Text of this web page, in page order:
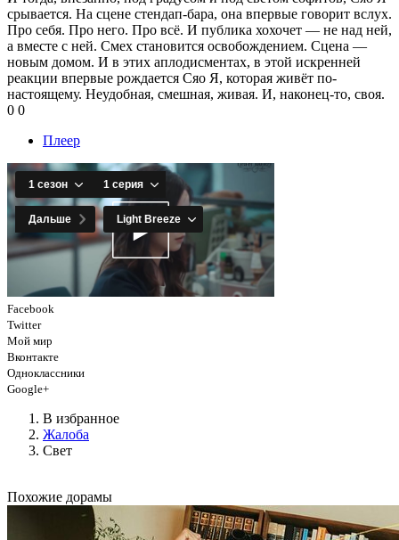
срывается. На сцене стендап-бара, она впервые говорит вслух.
Про себя. Про него. Про всё. И публика хохочет — не над ней,
а вместе с ней. Смех становится освобождением. Сцена —
новым домом. И в этих аплодисментах, в этой искренней
реакции впервые рождается Сяо Я, которая живёт по-
настоящему. Неудобная, смешная, живая. И, наконец-то, своя.
0 0
Плеер
Facebook
Twitter
Мой мир
Вконтакте
Одноклассники
Google+
В избранное
Жалоба
Свет
Похожие дорамы